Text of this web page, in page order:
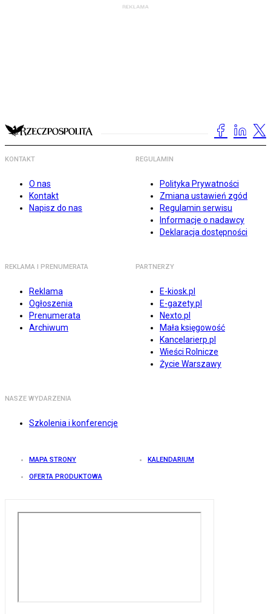
KONTAKT
O nas
Kontakt
Napisz do nas
REGULAMIN
Polityka Prywatności
Zmiana ustawień zgód
Regulamin serwisu
Informacje o nadawcy
Deklaracja dostępności
REKLAMA I PRENUMERATA
Reklama
Ogłoszenia
Prenumerata
Archiwum
PARTNERZY
E-kiosk.pl
E-gazety.pl
Nexto.pl
Mała księgowość
Kancelarierp.pl
Wieści Rolnicze
Życie Warszawy
NASZE WYDARZENIA
Szkolenia i konferencje
MAPA STRONY KALENDARIUM
OFERTA PRODUKTOWA